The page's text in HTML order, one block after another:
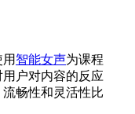
智能女声为课程
户对内容的反应
畅性和灵活性比